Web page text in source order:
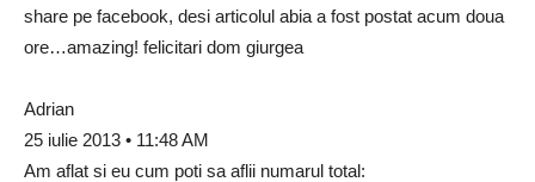
share pe facebook, desi articolul abia a fost postat acum doua
ore…amazing! felicitari dom giurgea
Adrian
25 iulie 2013 • 11:48 AM
Am aflat si eu cum poti sa aflii numarul total: